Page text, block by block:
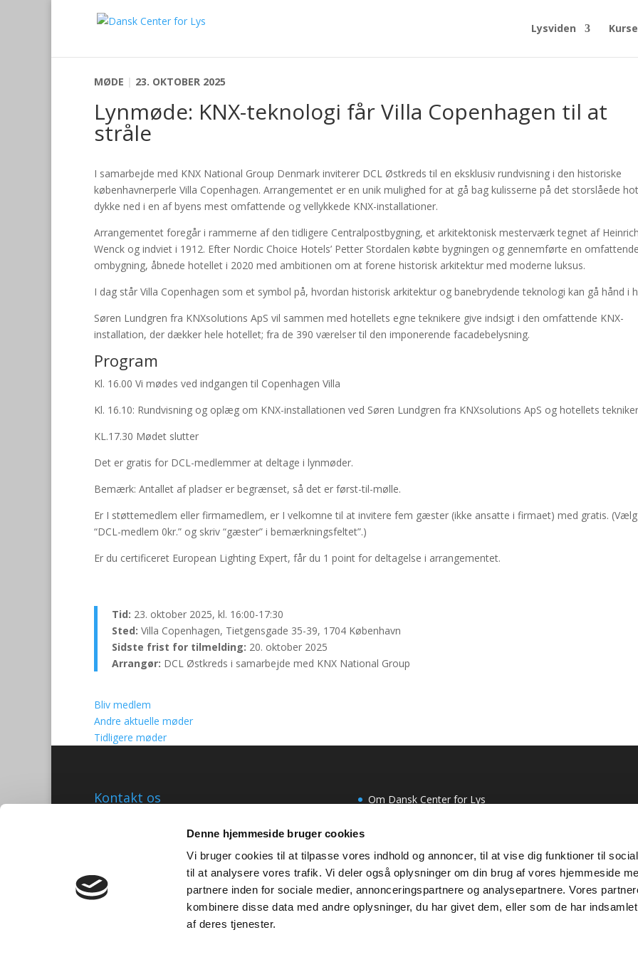
Denne hjemmeside bruger cookies
Vi bruger cookies til at tilpasse vores indhold og annoncer, til at vise dig funktioner til
til at analysere vores trafik. Vi deler også oplysninger om din brug af vores hjemmeside
partnere inden for sociale medier, annonceringspartnere og analysepartnere. Vores
kombinere disse data med andre oplysninger, du har givet dem, eller som de har
af deres tjenester.
Lysviden
MØDE | 23. OKTOBER 2025
Lynmøde: KNX-teknologi får Villa Copenhagen til at
stråle
I samarbejde med KNX National Group Denmark inviterer DCL Østkreds til en eksklusiv rundvisning i den historiske
københavnerperle Villa Copenhagen. Arrangementet er en unik mulighed for at gå bag kulisserne på det storslåede
dykke ned i en af byens mest omfattende og vellykkede KNX-installationer.
Arrangementet foregår i rammerne af den tidligere Centralpostbygning, et arkitektonisk mesterværk tegnet af
Wenck og indviet i 1912. Efter Nordic Choice Hotels’ Petter Stordalen købte bygningen og gennemførte en
ombygning, åbnede hotellet i 2020 med ambitionen om at forene historisk arkitektur med moderne luksus.
I dag står Villa Copenhagen som et symbol på, hvordan historisk arkitektur og banebrydende teknologi kan gå hånd i
Søren Lundgren fra KNXsolutions ApS vil sammen med hotellets egne teknikere give indsigt i den omfattende KNX-
installation, der dækker hele hotellet; fra de 390 værelser til den imponerende facadebelysning.
Program
Kl. 16.00 Vi mødes ved indgangen til Copenhagen Villa
Kl. 16.10: Rundvisning og oplæg om KNX-installationen ved Søren Lundgren fra KNXsolutions ApS og hotellets
KL.17.30 Mødet slutter
Det er gratis for DCL-medlemmer at deltage i lynmøder.
Bemærk: Antallet af pladser er begrænset, så det er først-til-mølle.
Er I støttemedlem eller firmamedlem, er I velkomne til at invitere fem gæster (ikke ansatte i firmaet) med gratis. (Vælg
“DCL-medlem 0kr.” og skriv “gæster” i bemærkningsfeltet”.)
Er du certificeret European Lighting Expert, får du 1 point for deltagelse i arrangementet.
Tid: 23. oktober 2025, kl. 16:00-17:30
Sted: Villa Copenhagen, Tietgensgade 35-39, 1704 København
Sidste frist for tilmelding: 20. oktober 2025
Arrangør: DCL Østkreds i samarbejde med KNX National Group
Bliv medlem
Andre aktuelle møder
Tidligere møder
Kontakt os
Bernhard Bangs Alle 8, 2. 51
Tlf. 47 17 18 00
information@centerforlys.dk
Om Dansk Center for Lys
Møderegler – Code of Conduct